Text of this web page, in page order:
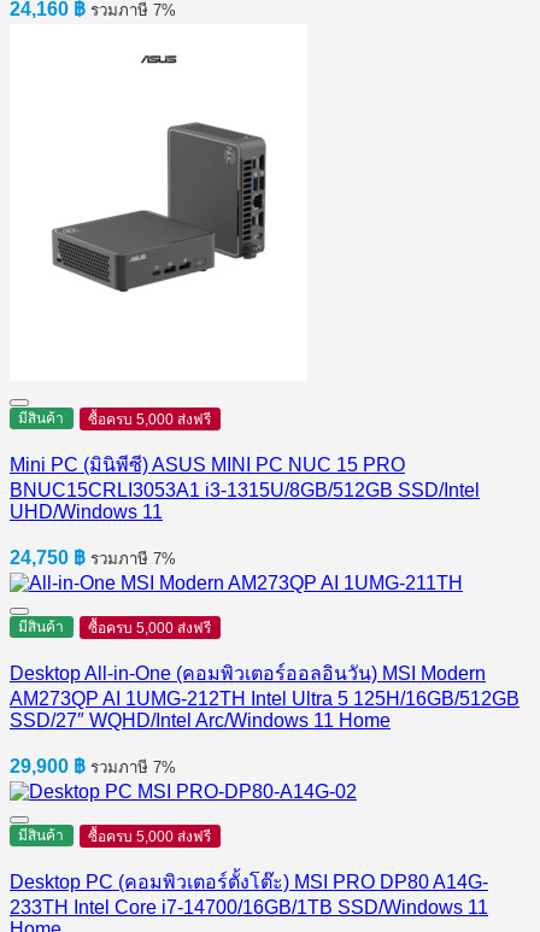
24,160 ฿ รวมภาษี 7%
มีสินค้า ซื้อครบ 5,000 ส่งฟรี
Mini PC (มินิพีซี) ASUS MINI PC NUC 15 PRO
BNUC15CRLI3053A1 i3-1315U/8GB/512GB SSD/Intel
UHD/Windows 11
24,750 ฿ รวมภาษี 7%
มีสินค้า ซื้อครบ 5,000 ส่งฟรี
Desktop All-in-One (คอมพิวเตอร์ออลอินวัน) MSI Modern
AM273QP AI 1UMG-212TH Intel Ultra 5 125H/16GB/512GB
SSD/27″ WQHD/Intel Arc/Windows 11 Home
29,900 ฿ รวมภาษี 7%
มีสินค้า ซื้อครบ 5,000 ส่งฟรี
Desktop PC (คอมพิวเตอร์ตั้งโต๊ะ) MSI PRO DP80 A14G-
233TH Intel Core i7-14700/16GB/1TB SSD/Windows 11